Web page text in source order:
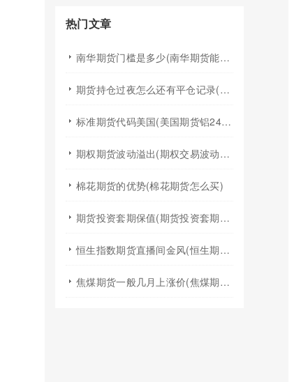
热门文章
南华期货门槛是多少(南华期货能做国际期货吗)
期货持仓过夜怎么还有平仓记录(期货持仓过夜手续费)
标准期货代码美国(美国期货铝24小时行情代码)
期权期货波动溢出(期权交易波动率)
棉花期货的优势(棉花期货怎么买)
期货投资套期保值(期货投资套期保值什么意思)
恒生指数期货直播间金风(恒生期货夜盘行情)
焦煤期货一般几月上涨价(焦煤期货夏天涨价吗)